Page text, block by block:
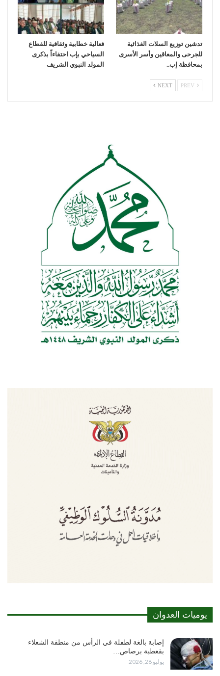
تدشين توزيع السلات الغذائية
للجرحى والمعاقين وأسر الأسرى
بمحافظة إب..
فعالية خطابية وثقافية للقطاع
السياحي بإب احتفاءاً بذكرى
المولد النبوي الشريف
NEXT
يوميات العدوان
إصابة بالغة لطفلة في الرأس من منطقة الشعلاء
بقعطبة برصاص…
يوليو 28, 2026